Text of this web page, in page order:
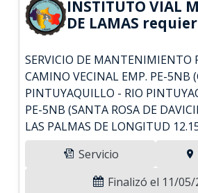
INSTITUTO VIAL
DE LAMAS
SERVICIO DE MANTENIMIENTO
CAMINO VECINAL EMP. PE-5NB
PINTUYAQUILLO - RIO
PE-5NB (SANTA ROSA DE
LAS PALMAS DE LONGITUD
Servicio
Finalizó el 11/05/